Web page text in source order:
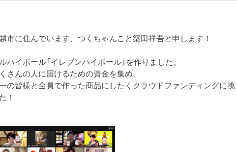
市に住んでいます、つくちゃんこと築田祥吾と申します！
ハイボール「イレブンハイボール」を作りました。
さんの人に届けるための資金を集め、
の皆様と全員で作った商品にしたくクラウドファンディングに挑
！